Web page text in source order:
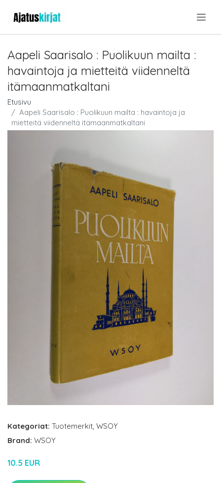
Aapeli Saarisalo : Puolikuun mailta :
havaintoja ja mietteitä viidenneltä
itämaanmatkaltani
Etusivu
Aapeli Saarisalo : Puolikuun mailta : havaintoja ja
mietteitä viidenneltä itämaanmatkaltani
Kategoriat: Tuotemerkit, WSOY
Brand: WSOY
10.5 EUR